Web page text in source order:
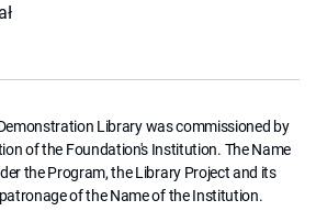
Library was commissioned by
of the Foundation's Institution. The Name
the Program, the Library Project and its
of the Name of the Institution.